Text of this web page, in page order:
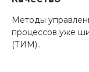
Методы
процессов уже
(ТИМ)..